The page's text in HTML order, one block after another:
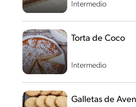
Intermedio
Intermedio
Torta de Coco
Galletas de